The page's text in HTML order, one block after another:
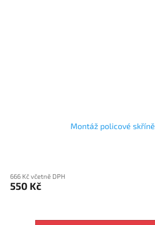
Montáž policové skříně
666 Kč včetně DPH
550 Kč